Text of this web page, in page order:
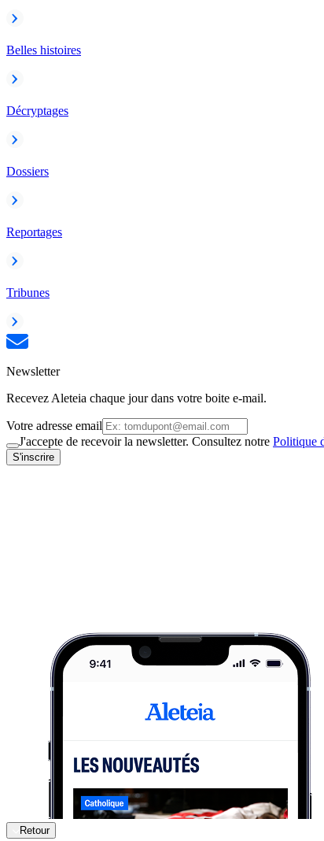
Belles histoires
Décryptages
Dossiers
Reportages
Tribunes
Newsletter
Recevez Aleteia chaque jour dans votre boite e-mail.
Votre adresse email
J'accepte de recevoir la newsletter. Consultez notre Politique
S'inscrire
Retour